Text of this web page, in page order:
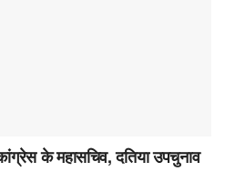
के महासचिव, दतिया उपचुनाव